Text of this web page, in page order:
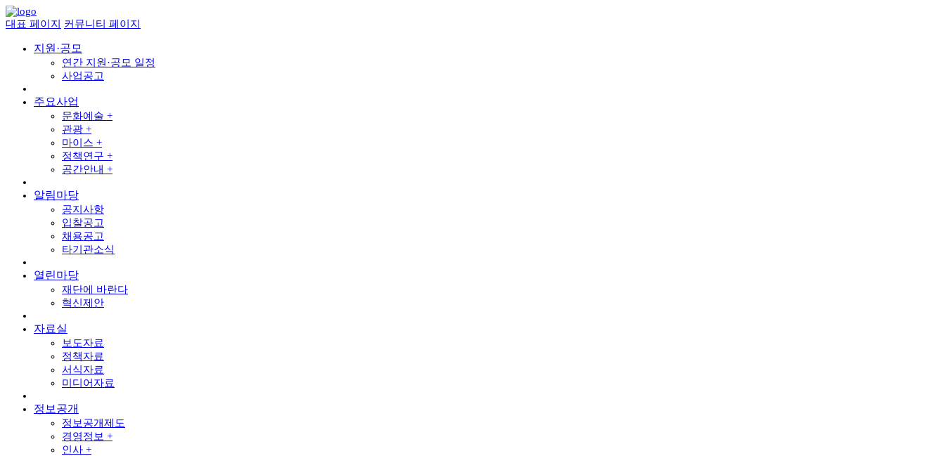
대표 페이지 커뮤니티 페이지
지원·공모
연간 지원·공모 일정
사업공고
주요사업
문화예술 +
관광 +
마이스 +
정책연구 +
공간안내 +
알림마당
공지사항
입찰공고
채용공고
타기관소식
열린마당
재단에 바란다
혁신제안
자료실
보도자료
정책자료
서식자료
미디어자료
정보공개
정보공개제도
경영정보 +
인사 +